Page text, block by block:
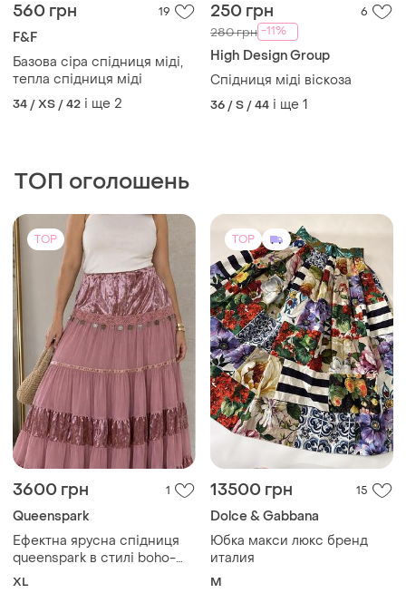
560 грн 19
F&F
Базова сіра спідниця міді,
тепла спідниця міді
34 / XS / 42 і ще 2
250 грн 6
280 грн -11%
High Design Group
Спідниця міді віскоза
36 / S / 44 і ще 1
ТОП оголошень
TOP
3600 грн 1
Queenspark
Ефектна ярусна спідниця
queenspark в стилі boho-
chic / fairycore
XL
TOP
13500 грн 15
Dolce & Gabbana
Юбка макси люкс бренд
италия
M